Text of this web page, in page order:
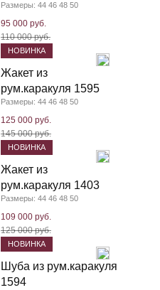
Размеры: 44 46 48 50
95 000 руб.
110 000 руб.
НОВИНКА
Жакет из
рум.каракуля 1595
Размеры: 44 46 48 50
125 000 руб.
145 000 руб.
НОВИНКА
Жакет из
рум.каракуля 1403
Размеры: 44 46 48 50
109 000 руб.
125 000 руб.
НОВИНКА
Шуба из рум.каракуля
1594